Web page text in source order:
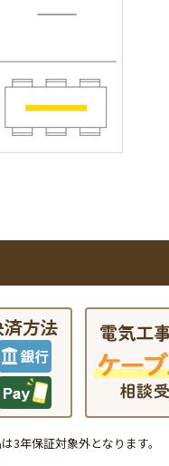
年保証対象外となります。